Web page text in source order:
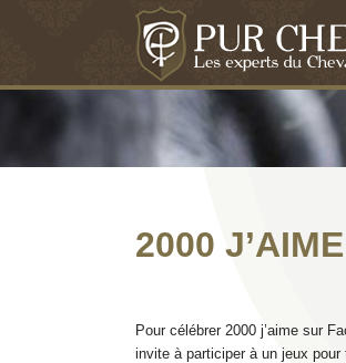
2000
Pour célébrer 2000 j’aime sur
invite à participer à un jeux pour